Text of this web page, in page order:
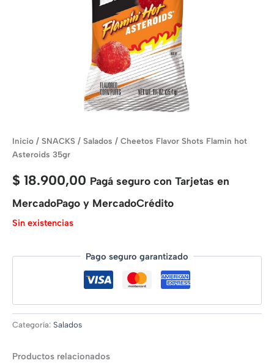
Inicio / SNACKS / Salados / Cheetos Flavor Shots Flamin hot
Asteroids 35gr
$ 18.900,00 Pagá seguro con Tarjetas en
MercadoPago y MercadoCrédito
Sin existencias
Pago seguro garantizado
Categoría: Salados
Productos relacionados